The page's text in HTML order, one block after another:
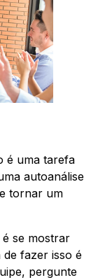
é uma tarefa
autoanálise
tornar um
se mostrar
fazer isso é
pergunte